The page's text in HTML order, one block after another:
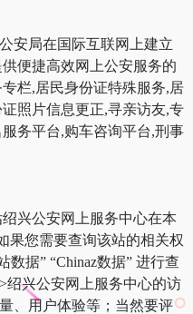
安局在国际互联网上建立
便捷高效网上公安服务的
栏,居民身份证特殊服务,居
照片信息更正,寻亲访友,专
务平台,购车咨询平台,刑事
兴公安网上服务中心在本
果您需要查询该站的相关权
数据” “Chinaz数据” 进行查
绍兴公安网上服务中心的访
、用户体验等；当然要评